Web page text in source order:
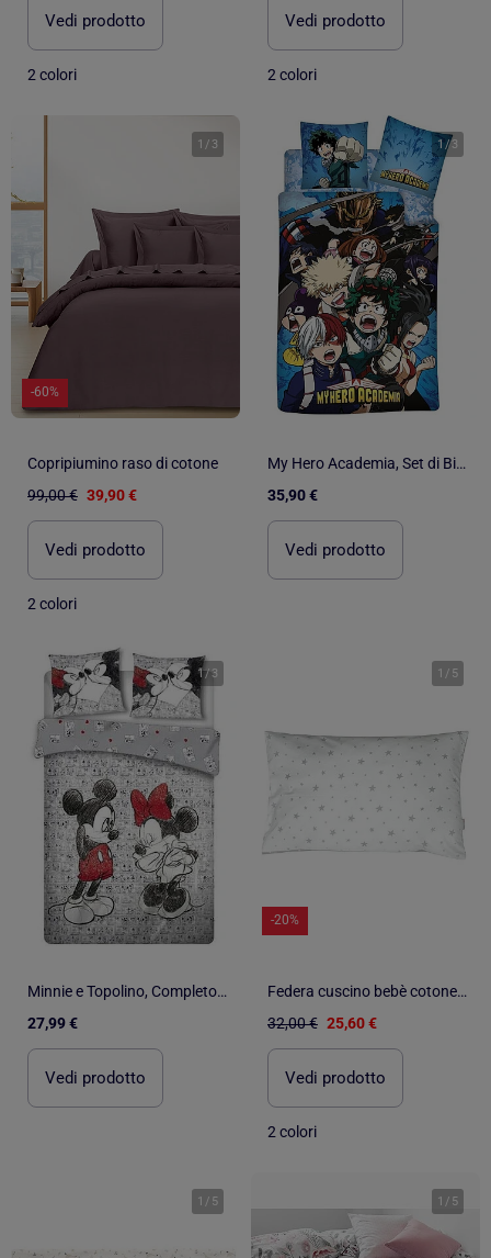
Vedi prodotto
2 colori
Vedi prodotto
2 colori
1 / 3
-60%
Copripiumino raso di cotone
99,00 € 39,90 €
Vedi prodotto
2 colori
1 /3
My Hero Academia, Set di Biancheria da Letto per Bambino 3 pezzi, Stampato Reversibile 100% Cotone
35,90 €
Vedi prodotto
1/3
Minnie e Topolino, Completo Letto Matrimoniale Bambini Disney, LOVE
27,99 €
Vedi prodotto
1 / 5
-20%
Federa cuscino bebè cotone reversibile | SEVIRA KIDS
32,00 € 25,60 €
Vedi prodotto
2 colori
1 / 5 1 / 5